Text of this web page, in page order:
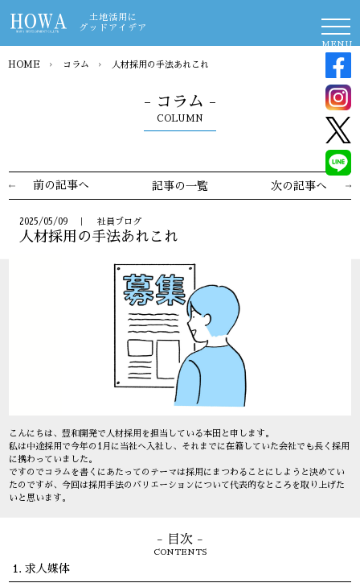
土地活用に
グッドアイデア
MENU
- コラム -
COLUMN
HOME › コラム › 人材採用の手法あれこれ
前の記事へ 記事の一覧 次の記事へ
2025/05/09 ｜ 社員ブログ
人材採用の手法あれこれ
こんにちは、豊和開発で人材採用を担当している本田と申します。
私は中途採用で今年の1月に当社へ入社し、それまでに在籍していた会社でも長く採用
に携わっていました。
ですのでコラムを書くにあたってのテーマは採用にまつわることにしようと決めてい
たのですが、今回は採用手法のバリエーションについて代表的なところを取り上げた
いと思います。
- 目次 -
CONTENTS
求人媒体